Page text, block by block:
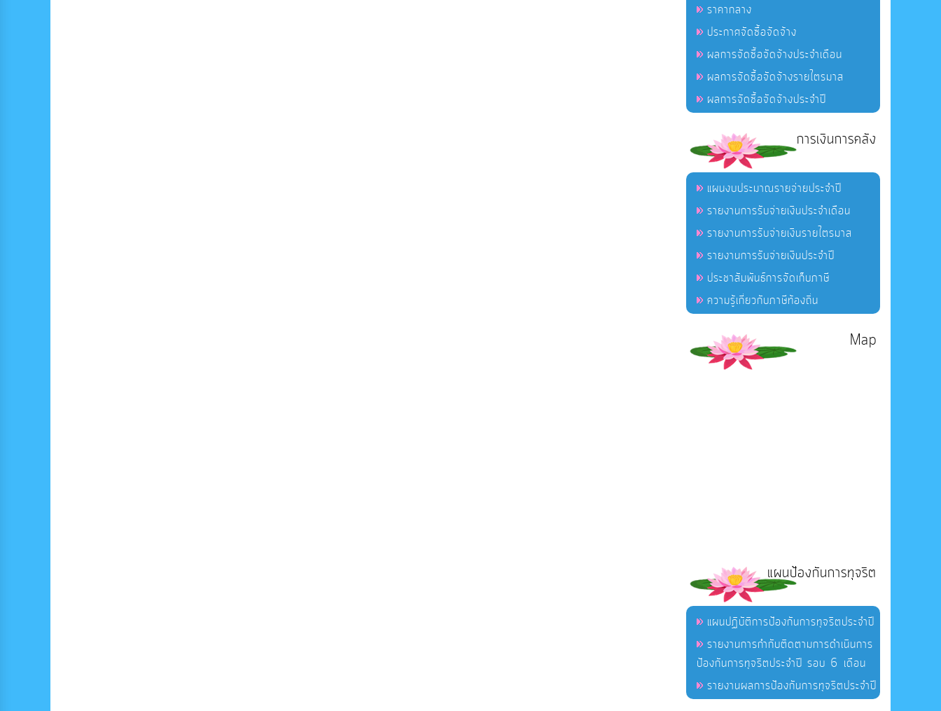
ราคากลาง
ประกาศจัดซื้อจัดจ้าง
ผลการจัดซื้อจัดจ้างประจำเดือน
ผลการจัดซื้อจัดจ้างรายไตรมาส
ผลการจัดซื้อจัดจ้างประจำปี
การเงินการคลัง
แผนงบประมาณรายจ่ายประจำปี
รายงานการรับจ่ายเงินประจำเดือน
รายงานการรับจ่ายเงินรายไตรมาส
รายงานการรับจ่ายเงินประจำปี
ประชาสัมพันธ์การจัดเก็บภาษี
ความรู้เกี่ยวกับภาษีท้องถิ่น
Map
แผนป้องกันการทุจริต
แผนปฏิบัติการป้องกันการทุจริตประจำปี
รายงานการกำกับติดตามการดำเนินการ
ป้องกันการทุจริตประจำปี รอบ 6 เดือน
รายงานผลการป้องกันการทุจริตประจำปี